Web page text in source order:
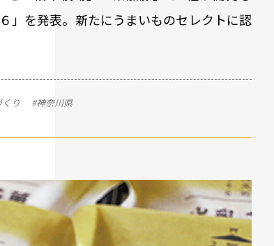
」を発表。新たにうまいものセレクトに認
り #神奈川県